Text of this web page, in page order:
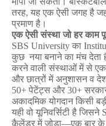
तरह, यह एक ऐसी जगह है
प्रमाण है।
एक ऐसी संस्था जो हर काम
SBS University का
कुछ नया बनाने का मंच देता
करने वाली संस्थाओं में से एक
और छात्रों में अनुशासन व
50+ पेटेंट्स और 30+
अकादमिक योगदान किसी
यही वो यूनिवर्सिटी है जिसने
कैलेंडर में जोड़ा—एक बार के